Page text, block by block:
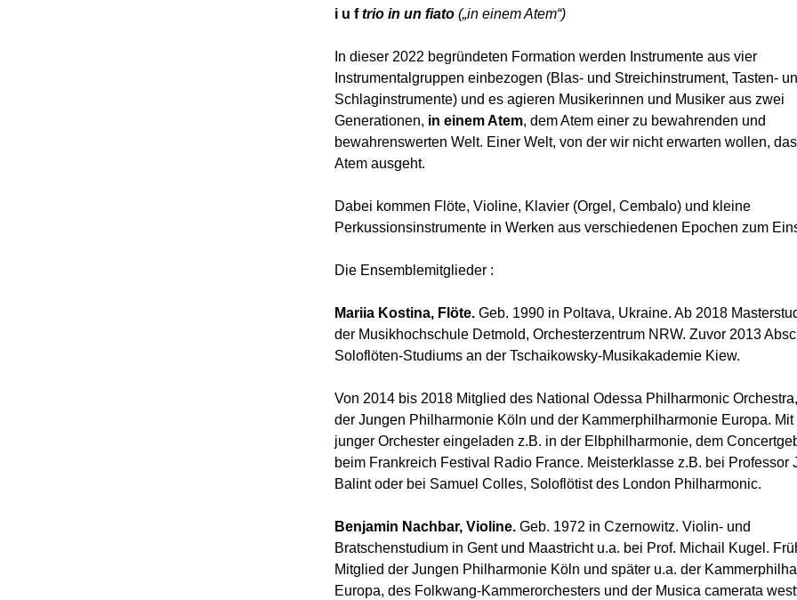
i u ftrio in un fiato („in einem Atem“)
In dieser 2022 begründeten Formation werden Instrumente aus vier
Instrumentalgruppen einbezogen (Blas- und Streichinstrument, Tasten-
Schlaginstrumente) und es agieren Musikerinnen und Musiker aus zwei
Generationen, in einem Atem, dem Atem einer zu bewahrenden und
bewahrenswerten Welt. Einer Welt, von der wir nicht erwarten wollen,
Atem ausgeht.
Dabei kommen Flöte, Violine, Klavier (Orgel, Cembalo) und kleine
Perkussionsinstrumente in Werken aus verschiedenen Epochen zum
Die Ensemblemitglieder :
Mariia Kostina, Flöte. Geb. 1990 in Poltava, Ukraine. Ab 2018
der Musikhochschule Detmold, Orchesterzentrum NRW. Zuvor 2013
Soloflöten-Studiums an der Tschaikowsky-Musikakademie Kiew.
Von 2014 bis 2018 Mitglied des National Odessa Philharmonic
der Jungen Philharmonie Köln und der Kammerphilharmonie Europa. Mit
junger Orchester eingeladen z.B. in der Elbphilharmonie, dem
beim Frankreich Festival Radio France. Meisterklasse z.B. bei Professor
Balint oder bei Samuel Colles, Soloflötist des London Philharmonic.
Benjamin Nachbar, Violine. Geb. 1972 in Czernowitz. Violin- und
Bratschenstudium in Gent und Maastricht u.a. bei Prof. Michail Kugel.
Mitglied der Jungen Philharmonie Köln und später u.a. der
Europa, des Folkwang-Kammerorchesters und der Musica camerata